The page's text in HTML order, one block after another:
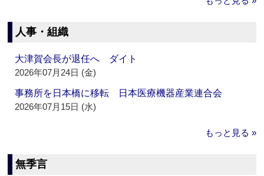
人事・組織
大津賀会長が退任へ ダイト
2026年07月24日 (金)
事務所を日本橋に移転 日本医療機器産業連合会
2026年07月15日 (水)
もっと見る »
無季言